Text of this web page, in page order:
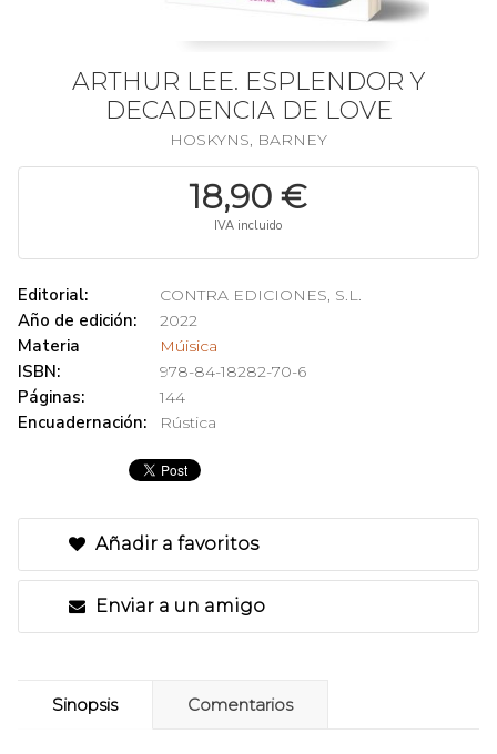
ARTHUR LEE. ESPLENDOR Y
DECADENCIA DE LOVE
HOSKYNS, BARNEY
18,90 €
IVA incluido
Editorial: CONTRA EDICIONES, S.L.
Año de edición: 2022
Materia Múisica
ISBN: 978-84-18282-70-6
Páginas: 144
Encuadernación: Rústica
Añadir a favoritos
Enviar a un amigo
Sinopsis Comentarios